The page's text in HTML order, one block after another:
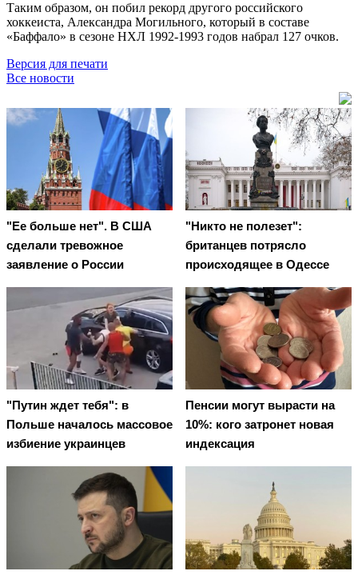
Таким образом, он побил рекорд другого российского
хоккеиста, Александра Могильного, который в составе
«Баффало» в сезоне НХЛ 1992-1993 годов набрал 127 очков.
Версия для печати
Все новости
"Ее больше нет". В США
сделали тревожное
заявление о России
"Никто не полезет":
британцев потрясло
происходящее в Одессе
"Путин ждет тебя": в
Польше началось массовое
избиение украинцев
Пенсии могут вырасти на
10%: кого затронет новая
индексация